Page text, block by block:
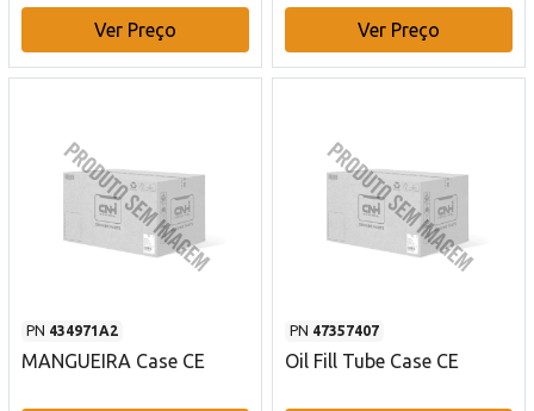
Ver Preço Ver Preço
PN 434971A2
MANGUEIRA Case CE
PN 47357407
Oil Fill Tube Case CE